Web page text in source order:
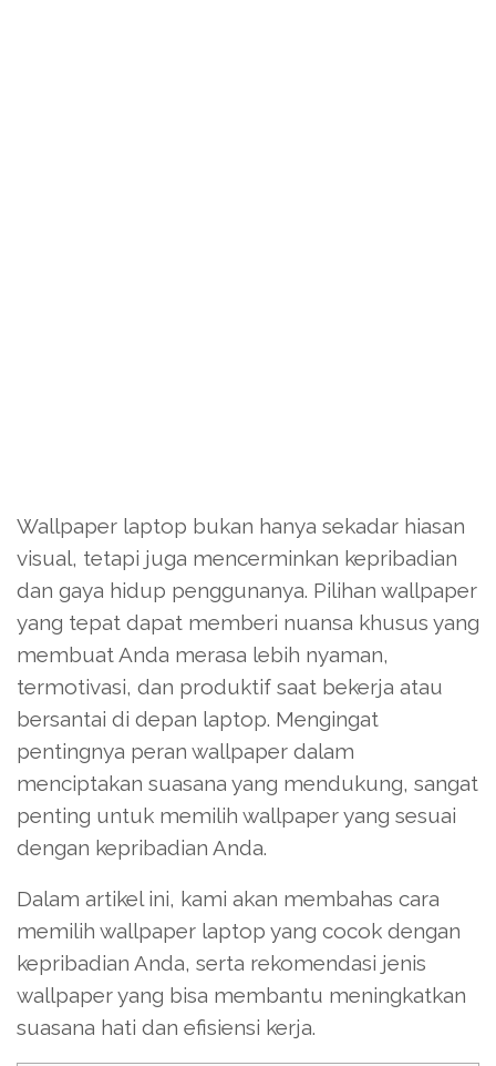
Wallpaper laptop bukan hanya sekadar hiasan
visual, tetapi juga mencerminkan kepribadian
dan gaya hidup penggunanya. Pilihan wallpaper
yang tepat dapat memberi nuansa khusus yang
membuat Anda merasa lebih nyaman,
termotivasi, dan produktif saat bekerja atau
bersantai di depan laptop. Mengingat
pentingnya peran wallpaper dalam
menciptakan suasana yang mendukung, sangat
penting untuk memilih wallpaper yang sesuai
dengan kepribadian Anda.
Dalam artikel ini, kami akan membahas cara
memilih wallpaper laptop yang cocok dengan
kepribadian Anda, serta rekomendasi jenis
wallpaper yang bisa membantu meningkatkan
suasana hati dan efisiensi kerja.